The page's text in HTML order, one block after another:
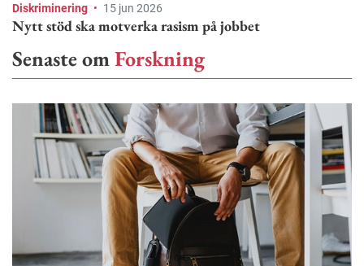
Diskriminering • 15 jun 2026
Nytt stöd ska motverka rasism på jobbet
Senaste omForskning